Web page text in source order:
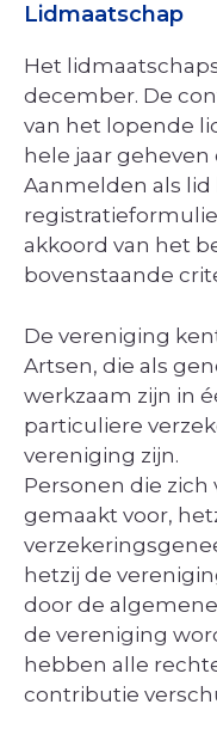
Lidmaatschap
Het
december. De
van het lopende
hele jaar
Aanmelden als lid
akkoord van het
bovenstaande
De vereniging
Artsen, die als
werkzaam zijn in
particuliere
vereniging zijn.
Personen die
gemaakt voor,
hetzij de
door de
de vereniging
hebben alle
contributie